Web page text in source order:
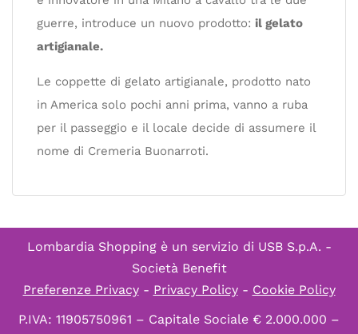
guerre, introduce un nuovo prodotto: il gelato
artigianale.
Le coppette di gelato artigianale, prodotto nato
in America solo pochi anni prima, vanno a ruba
per il passeggio e il locale decide di assumere il
nome di Cremeria Buonarroti.
Lombardia Shopping è un servizio di USB S.p.A. -
Società Benefit
Preferenze Privacy- Privacy Policy- Cookie Policy
P.IVA: 11905750961 – Capitale Sociale € 2.000.000 –